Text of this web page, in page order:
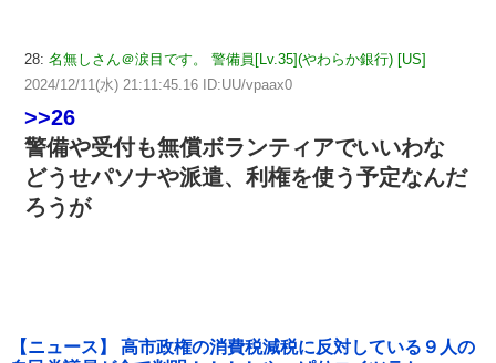
28: 名無しさん＠涙目です。 警備員[Lv.35](やわらか銀行) [US]
2024/12/11(水) 21:11:45.16 ID:UU/vpaax0
>>26
警備や受付も無償ボランティアでいいわな
どうせパソナや派遣、利権を使う予定なんだ
ろうが
【ニュース】 高市政権の消費税減税に反対している９人の